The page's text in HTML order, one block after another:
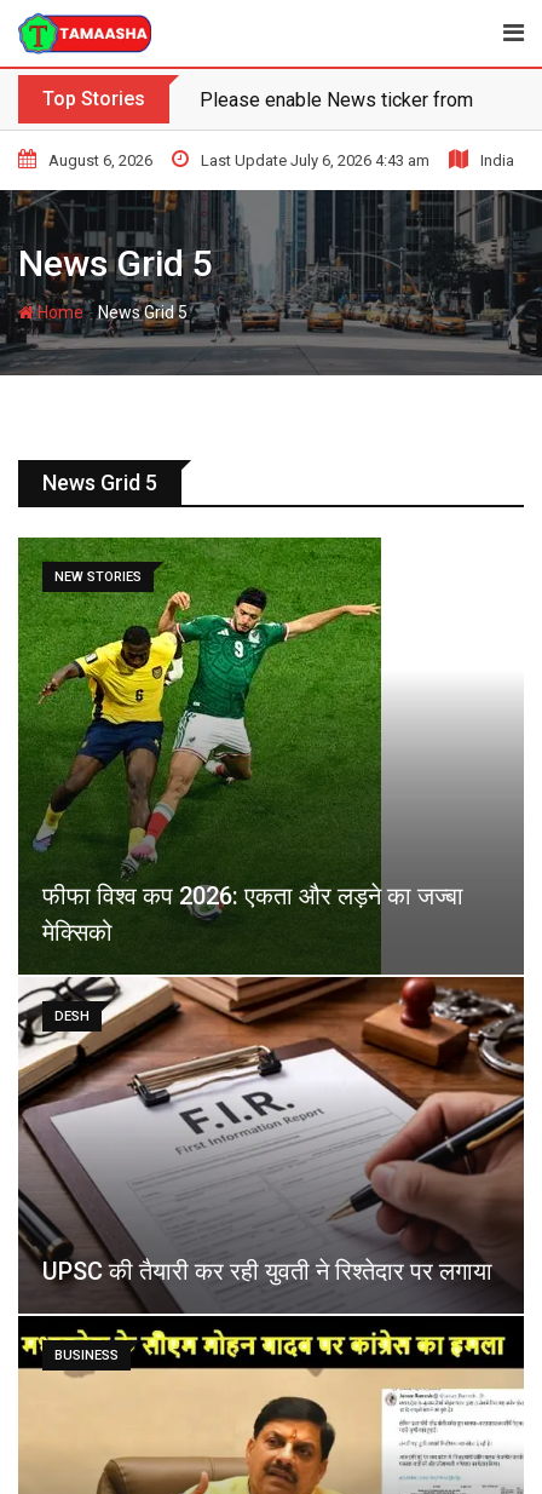
Top Stories Please enable News ticker from the
August 6, 2026 Last Update July 6, 2026 4:43 am India
News Grid 5
Home-News Grid 5
News Grid 5
फीफा विश्व कप 2026: एकता और लड़ने का जज्बा
मेक्सिको
NEW STORIES
UPSC की तैयारी कर रही युवती ने रिश्तेदार पर लगाया
DESH
BUSINESS